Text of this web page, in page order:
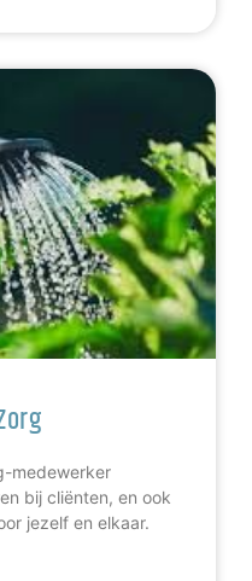
medewerker
bij cliënten, en ook
jezelf en elkaar.